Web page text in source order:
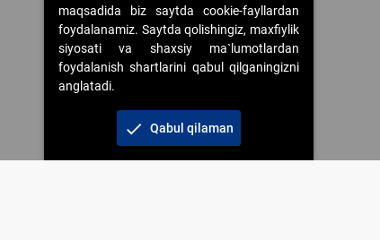
maqsadida biz saytda cookie-fayllardan
foydalanamiz. Saytda qolishingiz, maxfiylik
siyosati va shaxsiy ma`lumotlardan
foydalanish shartlarini qabul qilganingizni
anglatadi.
check Qabul qilaman